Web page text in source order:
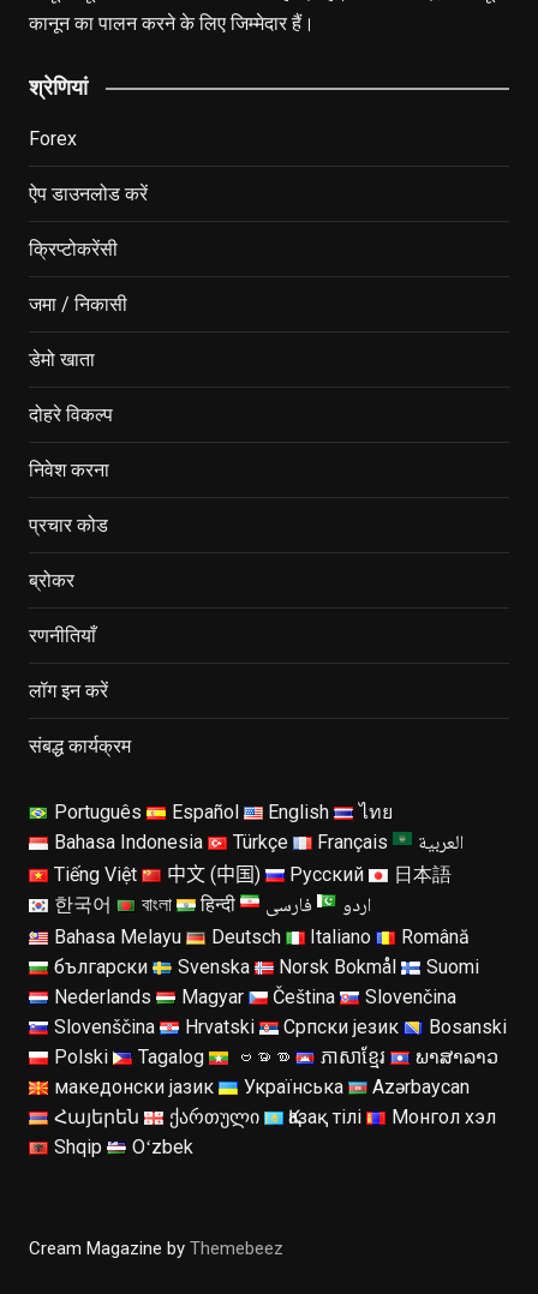
कानून का पालन करने के लिए जिम्मेदार हैं।
श्रेणियां
Forex
ऐप डाउनलोड करें
क्रिप्टोकरेंसी
जमा / निकासी
डेमो खाता
दोहरे विकल्प
निवेश करना
प्रचार कोड
ब्रोकर
रणनीतियाँ
लॉग इन करें
संबद्ध कार्यक्रम
Português Español English
ไทย
Bahasa Indonesia
Türkçe Français العربية
Tiếng Việt 中文 (中国) Русский
日本語
한국어
বাংলা हिन्दी فارسی اردو
Bahasa Melayu Deutsch Italiano
Română
български
Svenska Norsk Bokmål
Suomi
Nederlands
Magyar Čeština
Slovenčina
Slovenščina
Hrvatski Српски језик
Bosanski
Polski
Tagalog ဗမာစာ ភាសាខ្មែរ
ພາສາລາວ
македонски јазик
Українська
Azərbaycan
Հայերեն
ქართული Қазақ тілі
Монгол хэл
Shqip
Oʻzbek
Cream Magazine by Themebeez